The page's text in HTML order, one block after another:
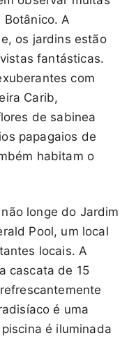
A
os jardins estão
fantásticas.
com
Carib,
de sabinea
papagaios de
habitam o
longe do Jardim
Pool, um local
locais. A
cascata de 15
é uma
é iluminada